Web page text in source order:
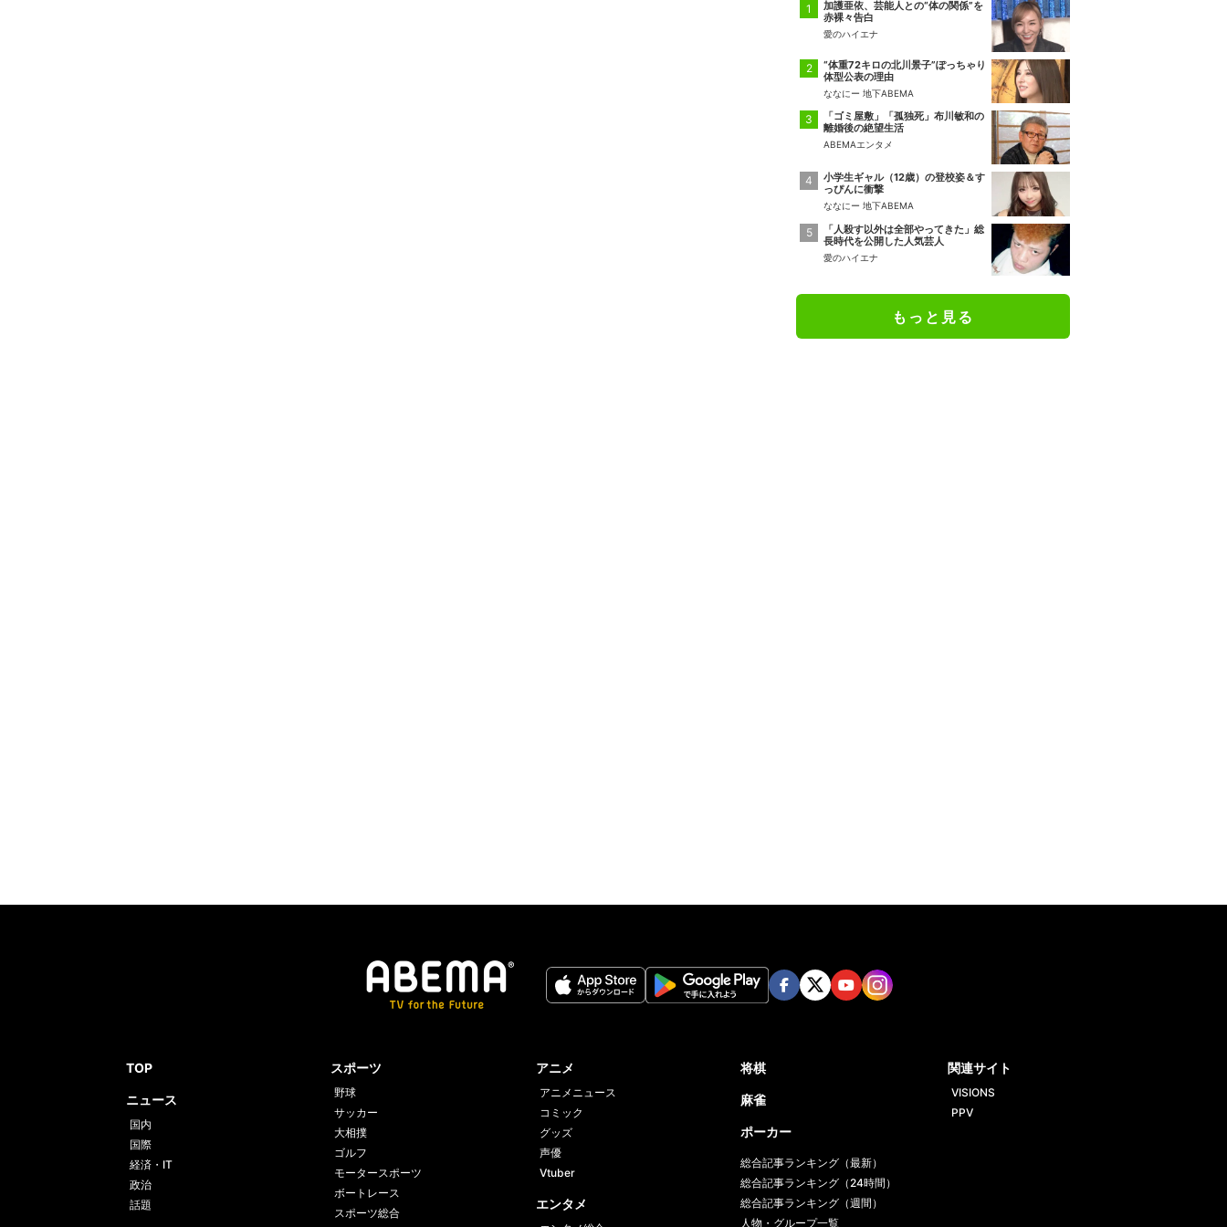
加護亜依、芸能人との“体の関係”を
赤裸々告白
愛のハイエナ
“体重72キロの北川景子”ぽっちゃり
体型公表の理由
ななにー 地下ABEMA
「ゴミ屋敷」「孤独死」布川敏和の
離婚後の絶望生活
ABEMAエンタメ
小学生ギャル（12歳）の登校姿＆す
っぴんに衝撃
ななにー 地下ABEMA
「人殺す以外は全部やってきた」総
長時代を公開した人気芸人
愛のハイエナ
もっと見る
TOP
ニュース
国内
国際
経済・IT
政治
話題
スポーツ
野球
サッカー
大相撲
ゴルフ
モータースポーツ
ボートレース
スポーツ総合
アニメ
アニメニュース
コミック
グッズ
声優
Vtuber
エンタメ
将棋
麻雀
ポーカー
総合記事ランキング（最新）
総合記事ランキング（24時間）
総合記事ランキング（週間）
人物・グループ一覧
関連サイト
VISIONS
PPV